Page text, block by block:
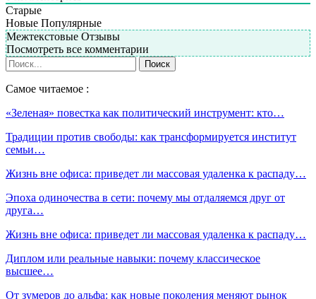
Старые
Новые Популярные
Межтекстовые Отзывы
Посмотреть все комментарии
Самое читаемое :
«Зеленая» повестка как политический инструмент: кто…
Традиции против свободы: как трансформируется институт
семьи…
Жизнь вне офиса: приведет ли массовая удаленка к распаду…
Эпоха одиночества в сети: почему мы отдаляемся друг от
друга…
Жизнь вне офиса: приведет ли массовая удаленка к распаду…
Диплом или реальные навыки: почему классическое
высшее…
От зумеров до альфа: как новые поколения меняют рынок